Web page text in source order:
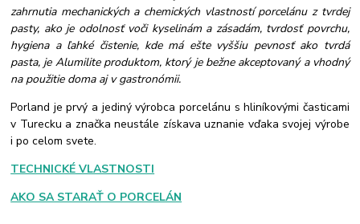
zahrnutia mechanických a chemických vlastností porcelánu z tvrdej
pasty, ako je odolnosť voči kyselinám a zásadám, tvrdosť povrchu,
hygiena a ľahké čistenie, kde má ešte vyššiu pevnosť ako tvrdá
pasta, je Alumilite produktom, ktorý je bežne akceptovaný a vhodný
na použitie doma aj v gastronómii.
Porland je prvý a jediný výrobca porcelánu s hliníkovými časticami
v Turecku a značka neustále získava uznanie vďaka svojej výrobe
i po celom svete.
TECHNICKÉ VLASTNOSTI
AKO SA STARAŤ O PORCELÁN